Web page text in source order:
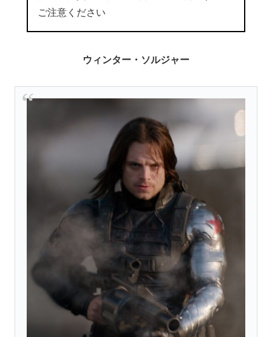
ご注意ください
ウィンター・ソルジャー